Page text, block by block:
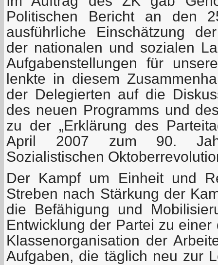
Politischen Bericht an den
ausführliche Einschätzung
der nationalen und sozialen
Aufgabenstellungen für
lenkte in diesem
der Delegierten auf die
des neuen Programms und
zu der „Erklärung des
April 2007 zum 90.
Sozialistischen
Der Kampf um Einheit und
Streben nach Stärkung der
die Befähigung und
Entwicklung der Partei zu
Klassenorganisation der
Aufgaben, die täglich neu zur